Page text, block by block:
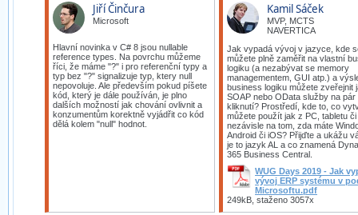
Jiří Činčura
Microsoft
Hlavní novinka v C# 8 jsou nullable
reference types. Na povrchu můžeme
říci, že máme "?" i pro referenční typy a
typ bez "?" signalizuje typ, ktery null
nepovoluje. Ale především pokud píšete
kód, který je dále používán, je plno
dalších možností jak chování ovlivnit a
konzumentům korektně vyjádřit co kód
dělá kolem "null" hodnot.
Kamil Sáček
MVP, MCTS
NAVERTICA
Jak vypadá vývoj v jazyce, kde
můžete plně zaměřit na vlastní
logiku (a nezabývat se memory
managementem, GUI atp.) a
business logiku můžete zveřejnit
SOAP nebo OData služby na pár
kliknutí? Prostředí, kde to, co
můžete použít jak z PC, tabletu či
nezávisle na tom, zda máte
Android či iOS? Přijďte a ukážu
je to jazyk AL a co znamená
365 Business Central.
WUG Days 2019 - Jak
vývoj ERP systému v
Microsoftu.pdf
249kB, staženo 3057x